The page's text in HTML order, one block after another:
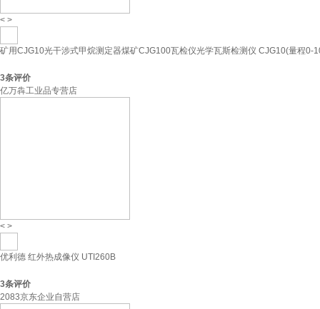
< >
矿用CJG10光干涉式甲烷测定器煤矿CJG100瓦检仪光学瓦斯检测仪 CJG10(量程0-
3条评价
亿万犇工业品专营店
< >
优利德 红外热成像仪 UTI260B
3条评价
2083京东企业自营店